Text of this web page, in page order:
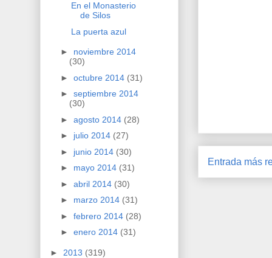
Entrada más
En el Monasterio
de Silos
La puerta azul
► noviembre 2014
(30)
► octubre 2014 (31)
► septiembre 2014
(30)
► agosto 2014 (28)
► julio 2014 (27)
► junio 2014 (30)
► mayo 2014 (31)
► abril 2014 (30)
► marzo 2014 (31)
► febrero 2014 (28)
► enero 2014 (31)
► 2013 (319)